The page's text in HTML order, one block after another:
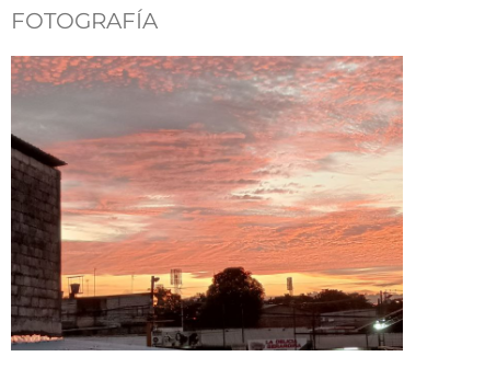
FOTOGRAFÍA